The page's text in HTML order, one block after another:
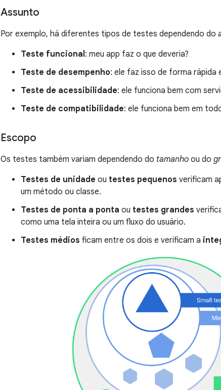
Assunto
Por exemplo, há diferentes tipos de testes dependendo do
Teste funcional: meu app faz o que deveria?
Teste de desempenho: ele faz isso de forma rápida
Teste de acessibilidade: ele funciona bem com
Teste de compatibilidade: ele funciona bem em
Escopo
Os testes também variam dependendo do tamanho ou do
Testes de unidade ou testes pequenos verificam
um método ou classe.
Testes de ponta a ponta ou testes grandes
como uma tela inteira ou um fluxo do usuário.
Testes médios ficam entre os dois e verificam a